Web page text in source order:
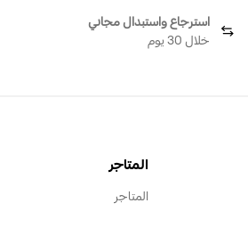
استرجاع واستبدال مجاني
خلال 30 يوم
المتاجر
المتاجر